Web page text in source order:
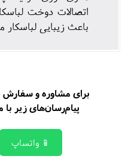
اتصالات دوخت
باعث زیبایی لباسکار
برای مشاوره و سفارش
پیام‌رسان‌های زیر با
📱 واتساپ